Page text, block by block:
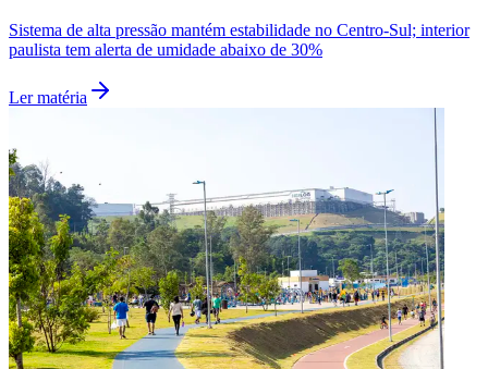
Sistema de alta pressão mantém estabilidade no Centro-Sul; interior
paulista tem alerta de umidade abaixo de 30%
Ler matéria